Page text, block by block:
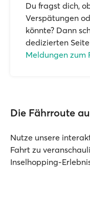
Du fragst dich,
Verspätungen
könnte? Dann
dedizierten
Meldungen zum
Die Fährroute
Nutze unsere
Fahrt zu
Inselhopping-